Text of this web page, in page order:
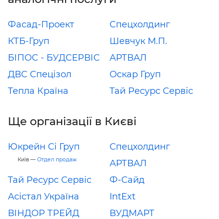
Фасад-Проект
Спецхолдинг
КТБ-Груп
Шевчук М.П.
БІПОС - БУДСЕРВІС
АРТВАЛ
ДВС Спецізол
Оскар Груп
Тепла Країна
Тай Ресурс Сервіс
Ще організації в Києві
Юкрейн Сі Груп
Київ — Отдел продаж
Спецхолдинг
АРТВАЛ
Тай Ресурс Сервіс
Ф-Сайд
Асістал Україна
IntExt
ВІНДОР ТРЕЙД
ВУДМАРТ